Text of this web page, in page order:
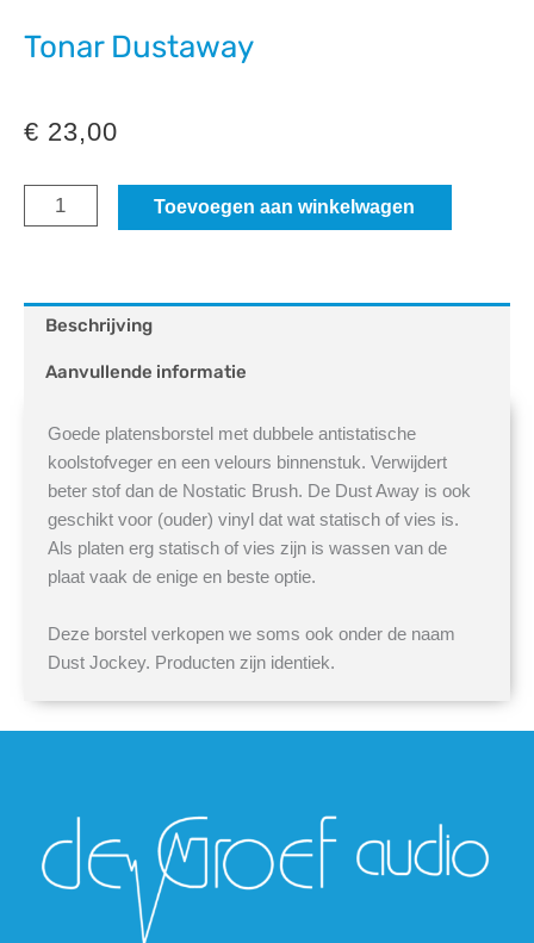
Tonar Dustaway
€ 23,00
Tonar
Toevoegen aan winkelwagen
Beschrijving
Aanvullende informatie
Goede platensborstel met dubbele antistatische
koolstofveger en een velours binnenstuk. Verwijdert
beter stof dan de Nostatic Brush. De Dust Away is ook
geschikt voor (ouder) vinyl dat wat statisch of vies is.
Als platen erg statisch of vies zijn is wassen van de
plaat vaak de enige en beste optie.
Deze borstel verkopen we soms ook onder de naam
Dust Jockey. Producten zijn identiek.